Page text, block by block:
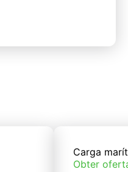
Carga
Obter